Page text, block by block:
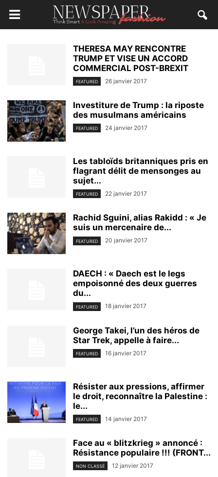
THERESA MAY RENCONTRE
TRUMP ET VISE UN ACCORD
COMMERCIAL POST-BREXIT
FEATURED 26 janvier 2017
Investiture de Trump : la riposte
des musulmans américains
FEATURED 24 janvier 2017
Les tabloïds britanniques pris en
flagrant délit de mensonges au
sujet...
FEATURED 22 janvier 2017
Rachid Sguini, alias Rakidd : « Je
suis un mercenaire de...
FEATURED 20 janvier 2017
DAECH : « Daech est le legs
empoisonné des deux guerres
du...
FEATURED 18 janvier 2017
George Takei, l’un des héros de
Star Trek, appelle à faire...
FEATURED 16 janvier 2017
Résister aux pressions, affirmer
le droit, reconnaître la Palestine :
le...
FEATURED 14 janvier 2017
Face au « blitzkrieg » annoncé :
Résistance populaire !!! (FRONT...
NON CLASSÉ 12 janvier 2017